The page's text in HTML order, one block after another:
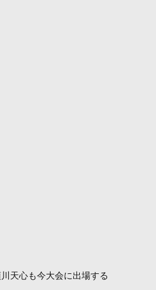
天心も今大会に出場する